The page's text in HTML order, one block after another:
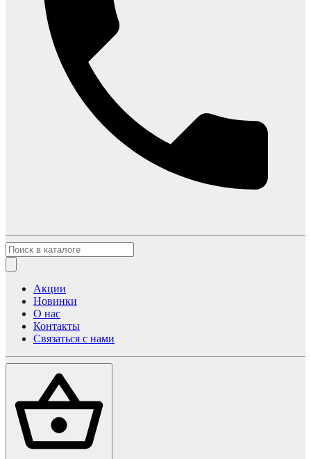
Акции
Новинки
О нас
Контакты
Связаться с нами